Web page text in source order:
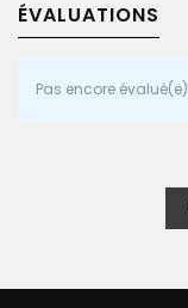
ÉVALUATIONS
Pas encore évalué(e)